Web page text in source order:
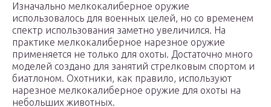
Изначально мелкокалиберное оружие
использовалось для военных целей, но со временем
спектр использования заметно увеличился. На
практике мелкокалиберное нарезное оружие
применяется не только для охоты. Достаточно много
моделей создано для занятий стрелковым спортом и
биатлоном. Охотники, как правило, используют
нарезное мелкокалиберное оружие для охоты на
небольших животных.